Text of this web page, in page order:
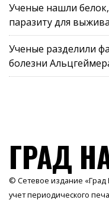
Ученые нашли
паразиту для
Ученые разделили
болезни
ГРАД
© Сетевое издание «Град
учет периодического